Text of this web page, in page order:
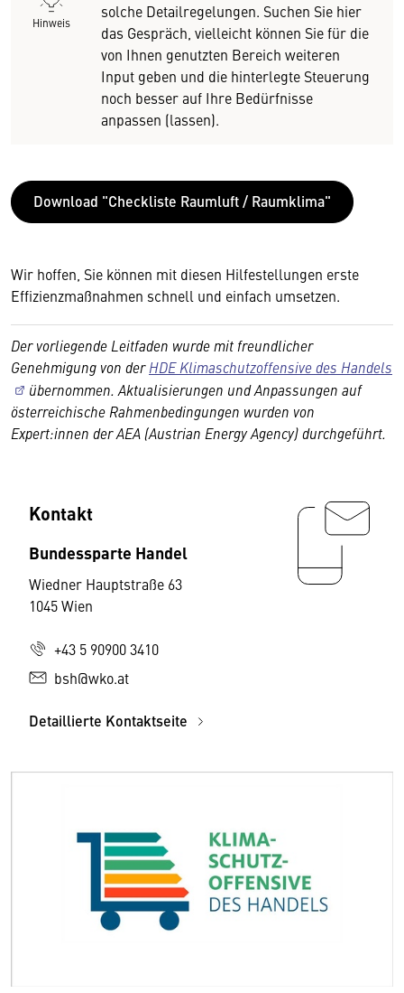
Hinweis
solche Detailregelungen. Suchen Sie hier
das Gespräch, vielleicht können Sie für die
von Ihnen genutzten Bereich weiteren
Input geben und die hinterlegte Steuerung
noch besser auf Ihre Bedürfnisse
anpassen (lassen).
Download "Checkliste Raumluft / Raumklima"
Wir hoffen, Sie können mit diesen Hilfestellungen erste
Effizienzmaßnahmen schnell und einfach umsetzen.
Der vorliegende Leitfaden wurde mit freundlicher
Genehmigung von derHDE Klimaschutzoffensive des Handels
übernommen. Aktualisierungen und Anpassungen auf
österreichische Rahmenbedingungen wurden von
Expert:innen der AEA (Austrian Energy Agency) durchgeführt.
Kontakt
Bundessparte Handel
Wiedner Hauptstraße 63
1045 Wien
+43 5 90900 3410
bsh@wko.at
Detaillierte Kontaktseite